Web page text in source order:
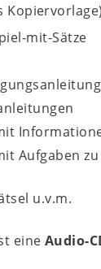
mit-Sätze
Aufgaben
u.v.m.
eine Audio-